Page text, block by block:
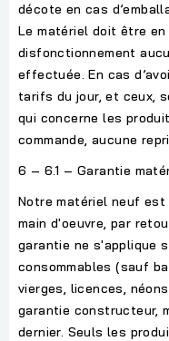
décote en cas
Le matériel doit être
disfonctionnement
effectuée. En cas
tarifs du jour, et ceux,
qui concerne les
commande, aucune
6 – 6.1 – Garantie
Notre matériel neuf
main d'oeuvre, par
garantie ne s'applique
consommables (sauf
vierges, licences,
garantie constructeur,
dernier. Seuls les